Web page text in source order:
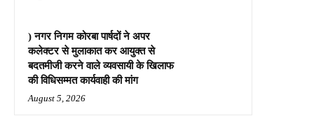
) नगर निगम कोरबा पार्षदों ने अपर
कलेक्टर से मुलाकात कर आयुक्त से
बदतमीजी करने वाले व्यवसायी के खिलाफ
की विधिसम्मत कार्यवाही की मांग
August 5, 2026